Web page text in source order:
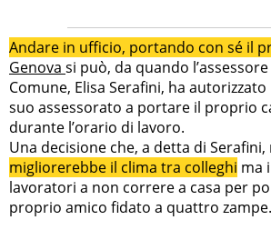
Andare in ufficio, portando con sé il
Genova si può, da quando
Comune, Elisa Serafini, ha
suo assessorato a portare il proprio
durante l’orario di lavoro.
Una decisione che, a detta di
migliorerebbe il clima tra colleghi ma
lavoratori a non correre a casa per
proprio amico fidato a quattro zampe.